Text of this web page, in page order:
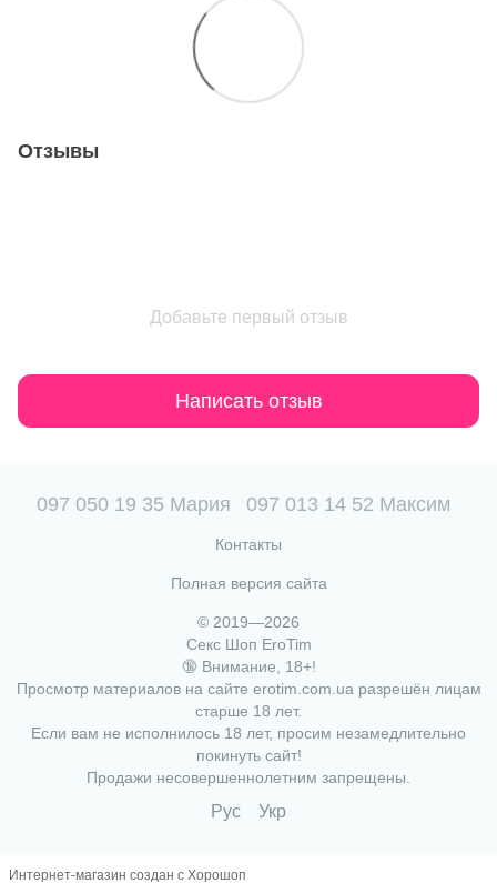
Отзывы
Добавьте первый отзыв
Написать отзыв
097 050 19 35 Мария 097 013 14 52 Максим
Контакты
Полная версия сайта
© 2019—2026
Секс Шоп EroTim
🔞 Внимание, 18+!
Просмотр материалов на сайте erotim.com.ua разрешён лицам
старше 18 лет.
Если вам не исполнилось 18 лет, просим незамедлительно
покинуть сайт!
Продажи несовершеннолетним запрещены.
Рус Укр
Интернет-магазин создан с Хорошоп